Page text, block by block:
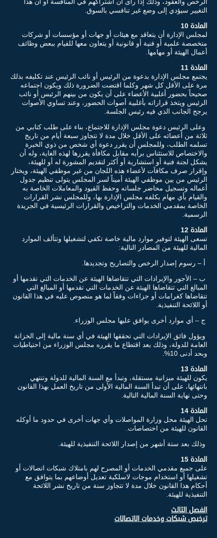
التغيير سيؤدي إلى وضع غير تنافسي بالسوق.
المادة 10
لمجلس الإدارة أن يتعاقد مع هيئات أو جهات أو مؤسسات أو شركات
متخصصة علمية أو فنية أو قانونية أو يتعاون معها للقيام ببعض وظائف
أعمال الهيئة أو مهامها.
المادة 11
يجتمع مجلس الإدارة بدعوة من الرئيس أو نائب الرئيس عند تكليفه بذلك
مرة على الأقل كل شهر وكلما اقتضت الضرورة ذلك ويكون اجتماعه
صحيحاً بحضور أغلبية الأعضاء على أن يكون من بينهم الرئيس أو نائب
الرئيس ويتخذ قراراته بأغلبية أصوات الحضور، وعند تساوي الأصوات
يرجح الجانب الذي فيه رئيس الجلسة.
وعلى الرئيس دعوة مجلس الإدارة للاجتماع، بناء على طلب كتابي من
ثلاثة من أعضائه على الأقل خلال مدة لا تتجاوز سبعة أيام من تاريخ
تسلمه الطلب، وللمجلس أن يقرر دعوة أي شخص من ذوي الخبرة
والاختصاص للاستئناس برأيه مقابل مكافأة يقررها لهذه الغاية، وله أن
يشكل لجنة فنية أو استشارية أو أكثر لتقديم المشورة له أو للهيئة،
وإقرار صرف مكافآت لأعضاء هذه اللجان من غير موظفي الهيئة، ويختار
الرئيس من بين موظفي الهيئة أميناً لسر المجلس يتولى تنظيم جدول
أعماله وتسجيل محاضر جلساته وحفظ القيود والمعاملات الخاصة به
والقيام بأي مهام يكلفه مجلس الإدارة بها، وللمجلس نشر القرارات
الخاصة بمقدمي الخدمات والتراخيص والقرارات الرئيسية في الجريدة
الرسمية.
المادة 12
تسعى الهيئة لتوفير موارد مالية خاصة تكفي لتشغيلها وتتألف الموارد
المالية للهيئة من المصادر التالية:
أ – رسوم إصدار الرخص والتصاريح وتجديدها.
ب – الأجور والإيرادات التي تتقاضاها الهيئة عن الخدمات التي تقدمها أو
المبالغ التي تتقاضاها الهيئة عن الخدمات التي تقدمها أو المبالغ التي
تتقاضاها كغرامات أو جزاءات وفقاً لما هو منصوص عليه في هذا القانون
أو اللائحة التنفيذية.
ج – أي موارد أخرى يوافق عليها مجلس الوزراء.
ويؤول فائق الإيرادات التي تحققها الهيئة في أي سنة مالية إلى الخزانة
العامة للدولة، وذلك بعد اقتطاع ما يقرره مجلس الوزراء من احتياطيات
وبحد أدنى 10%.
المادة 13
يكون للهيئة ميزانية مستقلة، وتبدأ مع السنة المالية للدولة وتنتهي
بانتهائها، على أن تبدأ السنة المالية الأولى من تاريخ العمل بهذا القانون
وحتى نهاية السنة المالية التالية.
المادة 14
تحل الهيئة محل وزارة المواصلات وأي جهات أخرى في حدود ما أوكله
القانون للهيئة من اختصاصات.
وذلك بعد ستة أشهر من إصدار اللائحة التنفيذية للهيئة.
المادة 15
على جميع مقدمي الخدمات أو المصرح لهم بامتلاك شبكات اتصالات أو
تشغيلها أو استخدام موجات لاسلكية تعديل أوضاعهم بما يتوافق مع
أحكام هذا القانون خلال مدة لا تتجاوز سنة من تاريخ نشر اللائحة
التنفيذية للهيئة.
الفصل الثالث
ترخيص شبكات وخدمات الاتصالات